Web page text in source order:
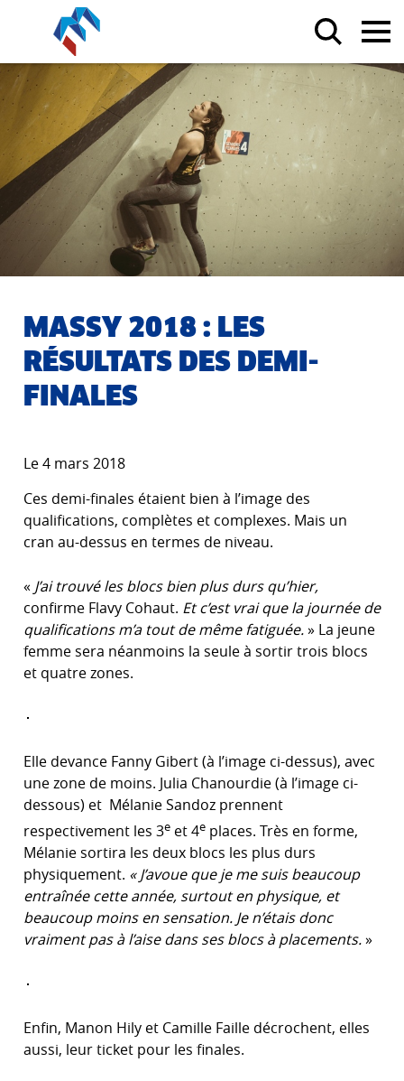
MASSY 2018 : LES
RÉSULTATS DES DEMI-
FINALES
Le 4 mars 2018
Ces demi-finales étaient bien à l’image des
qualifications, complètes et complexes. Mais un
cran au-dessus en termes de niveau.
« J’ai trouvé les blocs bien plus durs qu’hier,
confirme Flavy Cohaut. Et c’est vrai que la journée de
qualifications m’a tout de même fatiguée.» La jeune
femme sera néanmoins la seule à sortir trois blocs
et quatre zones.
Elle devance Fanny Gibert (à l’image ci-dessus), avec
une zone de moins. Julia Chanourdie (à l’image ci-
dessous) et Mélanie Sandoz prennent
respectivement les 3e et 4e places. Très en forme,
Mélanie sortira les deux blocs les plus durs
physiquement. « J’avoue que je me suis beaucoup
entraînée cette année, surtout en physique, et
beaucoup moins en sensation. Je n’étais donc
vraiment pas à l’aise dans ses blocs à placements.»
Enfin, Manon Hily et Camille Faille décrochent, elles
aussi, leur ticket pour les finales.